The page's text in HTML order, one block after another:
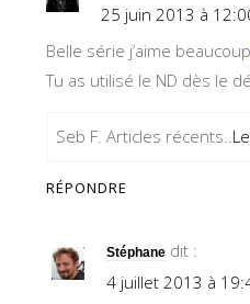
25 juin 2013 à
Belle série j’aime beaucoup
Tu as utilisé le ND dès le
Seb F. Articles récents..
RÉPONDRE
Stéphane dit :
4 juillet 2013 à